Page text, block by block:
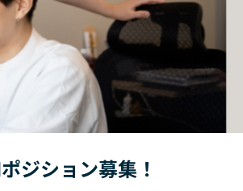
ジション募集！